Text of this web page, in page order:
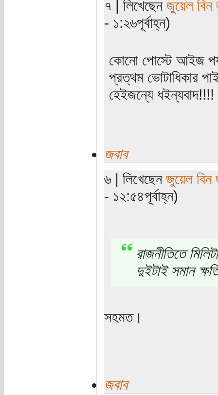
৭ | লিখেছেন জুয়েল বিন
- ১:২৬পূর্বাহ্ন)
কোনো পোস্টে আইজ
প্রত্থম ভোটাধিকার
হেইজন্যে ধইন্যবাদ!!!!
জবাব
৬ | লিখেছেন জুয়েল বিন
- ১২:৫৪পূর্বাহ্ন)
রাজনীতিতে
দুইটাই সমান
সহমত।
জবাব